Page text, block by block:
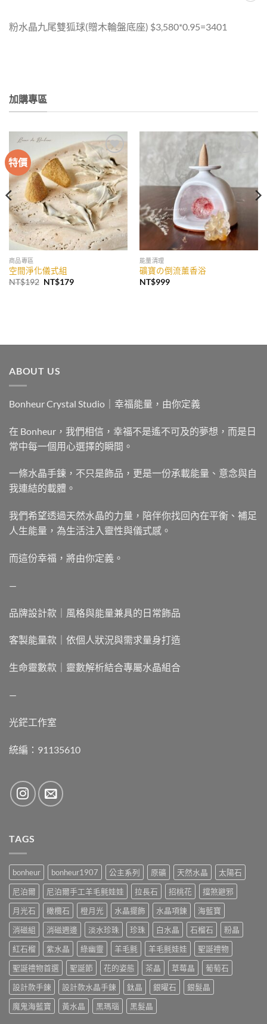
粉水晶九尾雙狐球(贈木輪盤底座) $3,580*0.95=3401
加購專區
特價
加入
收藏
商品專區
空間淨化儀式組
NT$192 原
NT$179目
收藏
能量清理
礦寶の倒流薰香浴
NT$999
ABOUT US
Bonheur Crystal Studio｜幸福能量，由你定義
在 Bonheur，我們相信，幸福不是遙不可及的夢想，而是日
常中每一個用心選擇的瞬間。
一條水晶手鍊，不只是飾品，更是一份承載能量、意念與自
我連結的載體。
我們希望透過天然水晶的力量，陪伴你找回內在平衡、補足
人生能量，為生活注入靈性與儀式感。
而這份幸福，將由你定義。
—
品牌設計款｜風格與能量兼具的日常飾品
客製能量款｜依個人狀況與需求量身打造
生命靈數款｜靈數解析結合專屬水晶組合
—
光鋩工作室
統編：91135610
TAGS
bonheur bonheur1907 公主系列 原礦 天然水晶
太陽石
尼泊爾
尼泊爾手工羊毛氈娃娃 拉長石 招桃花
擋煞避邪
月光石
橄欖石 橙月光 水晶擺飾 水晶項鍊
海藍寶
消磁組
消磁週邊 淡水珍珠 珍珠 白水晶 石榴石
粉晶
紅石榴
紫水晶 綠幽靈 羊毛氈 羊毛氈娃娃
聖誕禮物
聖誕禮物首選
聖誕節 花的姿態 茶晶 草莓晶
葡萄石
設計款手鍊
設計款水晶手鍊 鈦晶 銀曜石
銀髮晶
魔鬼海藍寶
黃水晶 黑瑪瑙 黑髮晶